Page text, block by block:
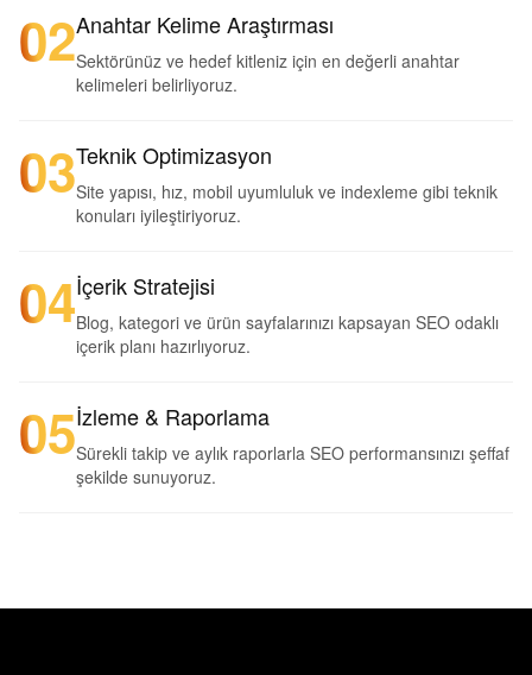
02Anahtar Kelime Araştırması
Sektörünüz ve hedef kitleniz için en değerli anahtar
kelimeleri belirliyoruz.
03Teknik Optimizasyon
Site yapısı, hız, mobil uyumluluk ve indexleme gibi teknik
konuları iyileştiriyoruz.
04İçerik Stratejisi
Blog, kategori ve ürün sayfalarınızı kapsayan SEO odaklı
içerik planı hazırlıyoruz.
05İzleme & Raporlama
Sürekli takip ve aylık raporlarla SEO performansınızı şeffaf
şekilde sunuyoruz.